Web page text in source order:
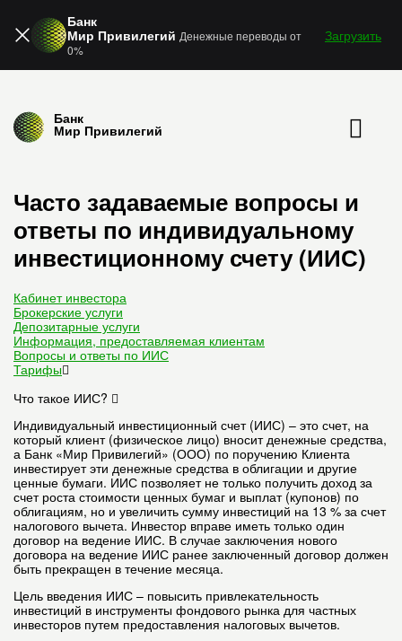
Банк
Мир Привилегий Денежные переводы от
0%
Загрузить
Банк
Мир Привилегий
Часто задаваемые вопросы и
ответы по индивидуальному
инвестиционному счету (ИИС)
Кабинет инвестора
Брокерские услуги
Депозитарные услуги
Информация, предоставляемая клиентам
Вопросы и ответы по ИИС
Тарифы
Что такое ИИС?
Индивидуальный инвестиционный счет (ИИС) – это счет, на
который клиент (физическое лицо) вносит денежные средства,
а Банк «Мир Привилегий» (ООО) по поручению Клиента
инвестирует эти денежные средства в облигации и другие
ценные бумаги. ИИС позволяет не только получить доход за
счет роста стоимости ценных бумаг и выплат (купонов) по
облигациям, но и увеличить сумму инвестиций на 13 % за счет
налогового вычета. Инвестор вправе иметь только один
договор на ведение ИИС. В случае заключения нового
договора на ведение ИИС ранее заключенный договор должен
быть прекращен в течение месяца.
Цель введения ИИС – повысить привлекательность
инвестиций в инструменты фондового рынка для частных
инвесторов путем предоставления налоговых вычетов.